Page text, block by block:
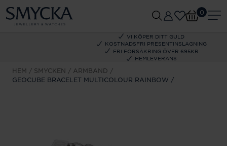
VI KÖPER DITT GULD
KOSTNADSFRI PRESENTINSLAGNING
FRI FÖRSÄKRING ÖVER 695KR
HEMLEVERANS
0
HEM SMYCKEN
ARMBAND
GEOCUBE BRACELET MULTICOLOUR RAINBOW